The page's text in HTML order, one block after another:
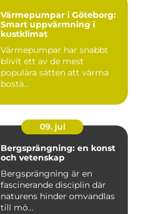
Värmepumpar i Göteborg:
Smart uppvärmning i
kustklimat
Värmepumpar har snabbt
blivit ett av de mest
populära sätten att värma
bostä...
09. jul
Bergsprängning: en konst
och vetenskap
Bergsprängning är en
fascinerande disciplin där
naturens hinder omvandlas
till mö...